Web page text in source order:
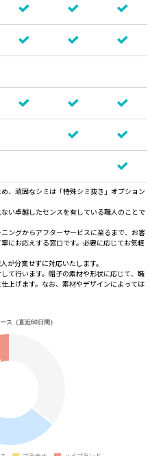
、頑固なシミは「特殊シミ抜き」オプション
い卓越したセンスを有している職人のことで
ングからアフターサービスに至るまで、お客
にお応えする窓口です。必要に応じてお気軽
が分業せずに対応いたします。
て行います。帽子の素材や形状に応じて、職
上げます。なお、素材やデザインによっては